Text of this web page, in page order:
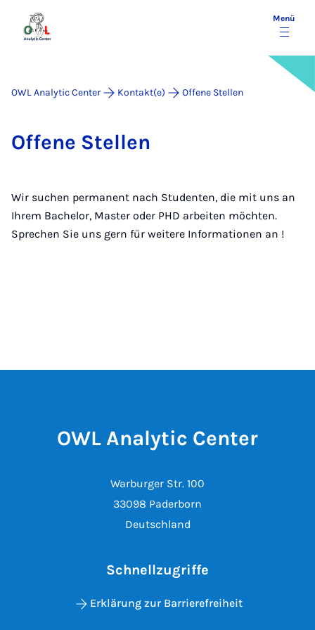
Menü
OWL Analytic Center Kontakt(e) Offene Stellen
Of­fe­ne Stel­len
Wir suchen permanent nach Studenten, die mit uns an
Ihrem Bachelor, Master oder PHD arbeiten möchten.
Sprechen Sie uns gern für weitere Informationen an !
OWL Analytic Center
Warburger Str. 100
33098 Paderborn
Deutschland
Schnellzugriffe
Erklärung zur Barrierefreiheit